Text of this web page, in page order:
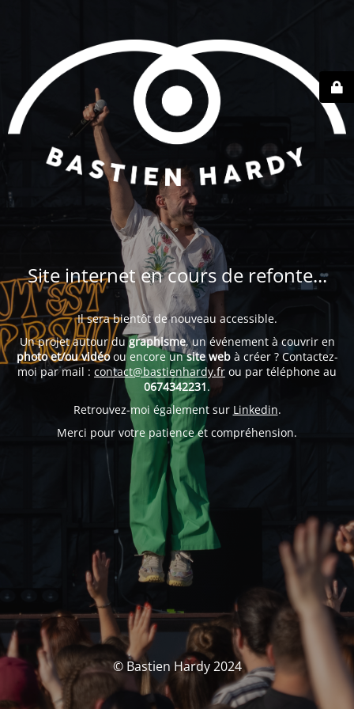
Site internet en cours de refonte...
Il sera bientôt de nouveau accessible.
Un projet autour dugraphisme, un événement à couvrir en
photo et/ou vidéoou encore unsite webà créer ? Contactez-
moi par mail : contact@bastienhardy.fr ou par téléphone au
0674342231.
Retrouvez-moi également sur Linkedin.
Merci pour votre patience et compréhension.
© Bastien Hardy 2024